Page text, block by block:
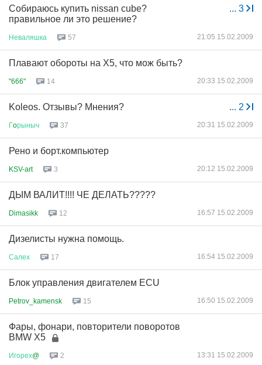
... 3
Собираюсь купить nissan cube?
правильное ли это решение?
Неваляшка 57 21:05 15.02.2009
Плавают обороты на Х5, что мож быть?
"666" 14 20:33 15.02.2009
... 2
Koleos. Отзывы? Мнения?
Гoрыныч 37 20:31 15.02.2009
Рено и борт.компьютер
KSV-art 3 20:12 15.02.2009
ДЫМ ВАЛИТ!!!! ЧЕ ДЕЛАТЬ?????
Dimasikk 12 16:57 15.02.2009
Дизелисты нужна помощь.
Салех 17 16:54 15.02.2009
Блок управления двигателем ECU
Petrov_kamensk 15 16:50 15.02.2009
Фары, фонари, повторители поворотов
BMW X5
Игорех@ 2 13:31 15.02.2009